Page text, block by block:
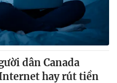
dân Canada
hay rút tiền